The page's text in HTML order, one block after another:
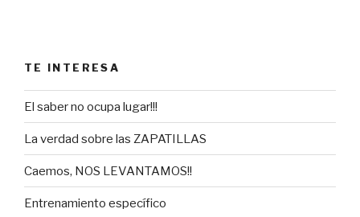
TE INTERESA
El saber no ocupa lugar!!!
La verdad sobre las ZAPATILLAS
Caemos, NOS LEVANTAMOS!!
Entrenamiento específico